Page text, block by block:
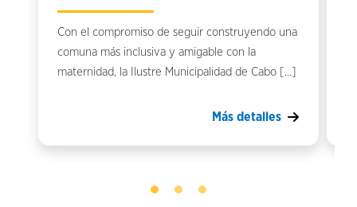
Con el compromiso de seguir construyendo una
comuna más inclusiva y amigable con la
maternidad, la Ilustre Municipalidad de Cabo […]
Más detalles